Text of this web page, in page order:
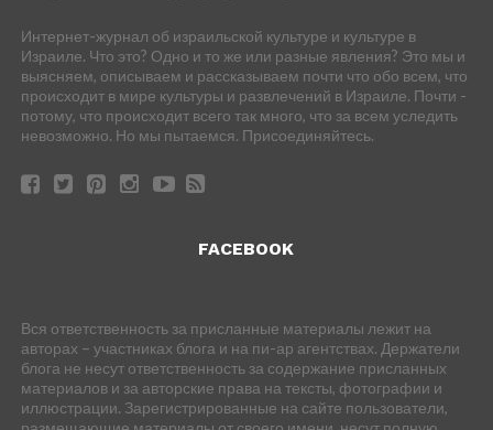
Интернет-журнал об израильской культуре и культуре в
Израиле. Что это? Одно и то же или разные явления? Это мы и
выясняем, описываем и рассказываем почти что обо всем, что
происходит в мире культуры и развлечений в Израиле. Почти -
потому, что происходит всего так много, что за всем уследить
невозможно. Но мы пытаемся. Присоединяйтесь.
FACEBOOK
Вся ответственность за присланные материалы лежит на
авторах – участниках блога и на пи-ар агентствах. Держатели
блога не несут ответственность за содержание присланных
материалов и за авторские права на тексты, фотографии и
иллюстрации. Зарегистрированные на сайте пользователи,